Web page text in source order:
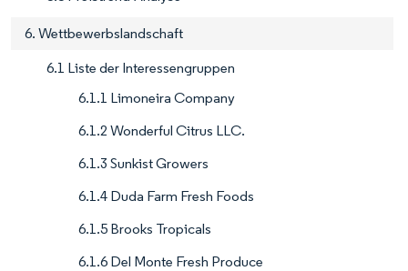
6. Wettbewerbslandschaft
6.1 Liste der Interessengruppen
6.1.1 Limoneira Company
6.1.2 Wonderful Citrus LLC.
6.1.3 Sunkist Growers
6.1.4 Duda Farm Fresh Foods
6.1.5 Brooks Tropicals
6.1.6 Del Monte Fresh Produce